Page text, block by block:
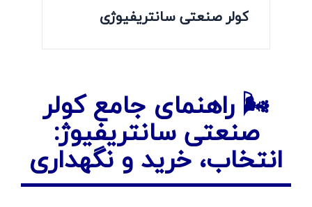
کولر صنعتی سانتریفیوژی
🌬️ راهنمای جامع کولر
صنعتی سانتریفیوژ:
انتخاب، خرید و نگهداری